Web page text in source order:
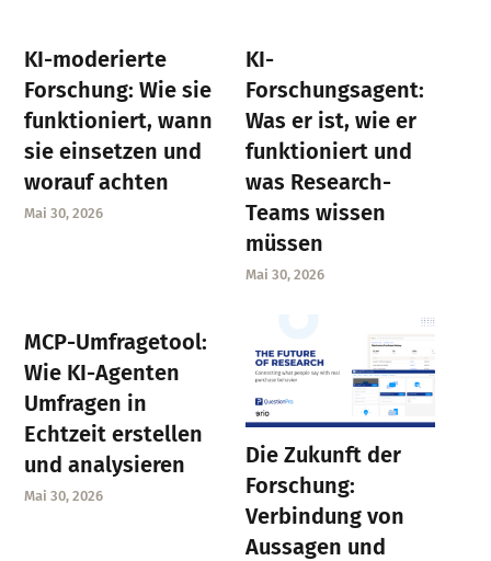
KI-moderierte
Forschung: Wie sie
funktioniert, wann
sie einsetzen und
worauf achten
Mai 30, 2026
KI-
Forschungsagent:
Was er ist, wie er
funktioniert und
was Research-
Teams wissen
müssen
Mai 30, 2026
MCP-Umfragetool:
Wie KI-Agenten
Umfragen in
Echtzeit erstellen
und analysieren
Mai 30, 2026
Die Zukunft der
Forschung:
Verbindung von
Aussagen und